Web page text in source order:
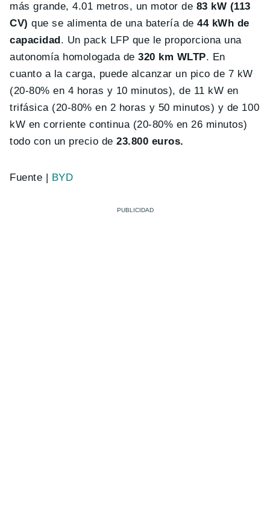
más grande, 4.01 metros, un motor de 83 kW (113
CV) que se alimenta de una batería de44 kWh de
capacidad . Un pack LFP que le proporciona una
autonomía homologada de320 km WLTP. En
cuanto a la carga, puede alcanzar un pico de 7 kW
(20-80% en 4 horas y 10 minutos), de 11 kW en
trifásica (20-80% en 2 horas y 50 minutos) y de 100
kW en corriente continua (20-80% en 26 minutos)
todo con un precio de23.800 euros.
Fuente | BYD